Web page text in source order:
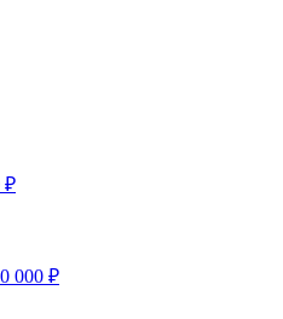
₽
000 ₽